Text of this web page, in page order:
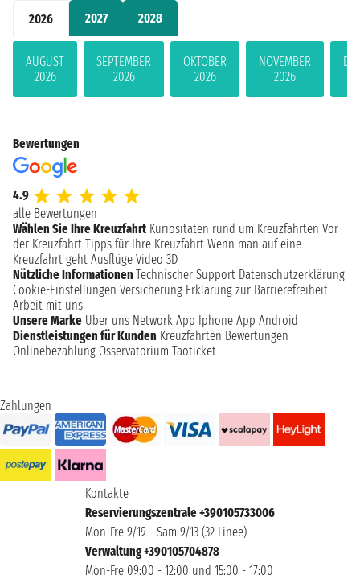
2026 2027 2028
AUGUST
2026
SEPTEMBER
2026
OKTOBER
2026
NOVEMBER
2026
Bewertungen
4.9
alle Bewertungen
Wählen Sie Ihre Kreuzfahrt Kuriositäten rund um Kreuzfahrten Vor
der Kreuzfahrt Tipps für Ihre Kreuzfahrt Wenn man auf eine
Kreuzfahrt geht Ausflüge Video 3D
Nützliche Informationen Technischer Support Datenschutzerklärung
Cookie-Einstellungen Versicherung Erklärung zur Barrierefreiheit
Arbeit mit uns
Unsere Marke Über uns Network App Iphone App Android
Dienstleistungen für Kunden Kreuzfahrten Bewertungen
Onlinebezahlung Osservatorium Taoticket
Zahlungen
Kontakte
Reservierungszentrale +390105733006
Mon-Fre 9/19 - Sam 9/13 (32 Linee)
Verwaltung +390105704878
Mon-Fre 09:00 - 12:00 und 15:00 - 17:00